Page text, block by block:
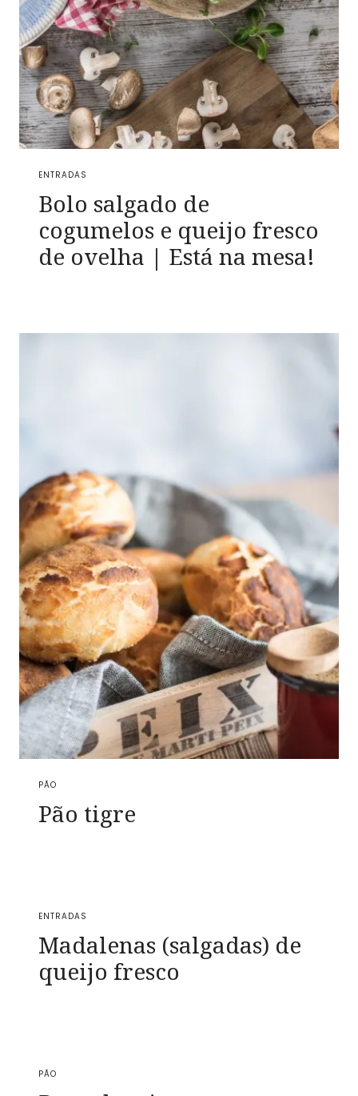
ENTRADAS
Bolo salgado de
cogumelos e queijo fresco
de ovelha | Está na mesa!
PÃO
Pão tigre
ENTRADAS
Madalenas (salgadas) de
queijo fresco
PÃO